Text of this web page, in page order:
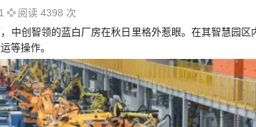
阅读 4398 次
中创智领的蓝白厂房在秋日里格外惹眼。在其智慧园
等操作。